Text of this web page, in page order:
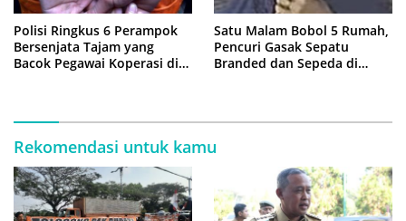
Polisi Ringkus 6 Perampok
Bersenjata Tajam yang
Bacok Pegawai Koperasi di
Satu Malam Bobol 5 Rumah,
Pencuri Gasak Sepatu
Branded dan Sepeda di
Rekomendasi untuk kamu